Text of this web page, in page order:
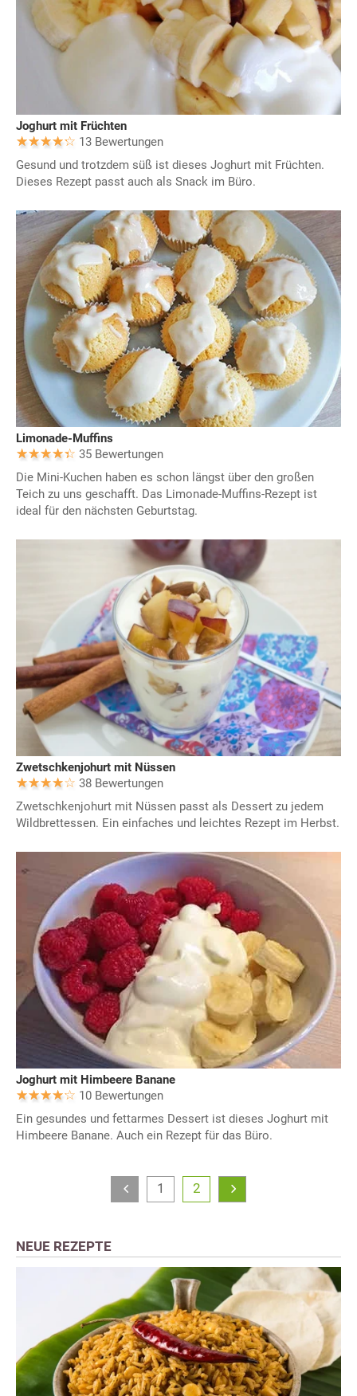
Joghurt mit Früchten
13 Bewertungen
Gesund und trotzdem süß ist dieses Joghurt mit Früchten.
Dieses Rezept passt auch als Snack im Büro.
Limonade-Muffins
35 Bewertungen
Die Mini-Kuchen haben es schon längst über den großen
Teich zu uns geschafft. Das Limonade-Muffins-Rezept ist
ideal für den nächsten Geburtstag.
Zwetschkenjohurt mit Nüssen
38 Bewertungen
Zwetschkenjohurt mit Nüssen passt als Dessert zu jedem
Wildbrettessen. Ein einfaches und leichtes Rezept im Herbst.
Joghurt mit Himbeere Banane
10 Bewertungen
Ein gesundes und fettarmes Dessert ist dieses Joghurt mit
Himbeere Banane. Auch ein Rezept für das Büro.
1 2
NEUE REZEPTE